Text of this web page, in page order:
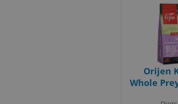
Orijen
Whole